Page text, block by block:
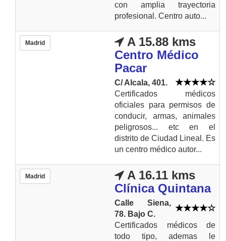
con amplia trayectoria
profesional. Centro auto...
Madrid
A 15.88 kms
Centro Médico
Pacar
C/ Alcala, 401.
Certificados médicos
oficiales para permisos de
conducir, armas, animales
peligrosos... etc en el
distrito de Ciudad Lineal. Es
un centro médico autor...
Madrid
A 16.11 kms
Clínica Quintana
Calle Siena,
78. Bajo C.
Certificados médicos de
todo tipo, ademas le